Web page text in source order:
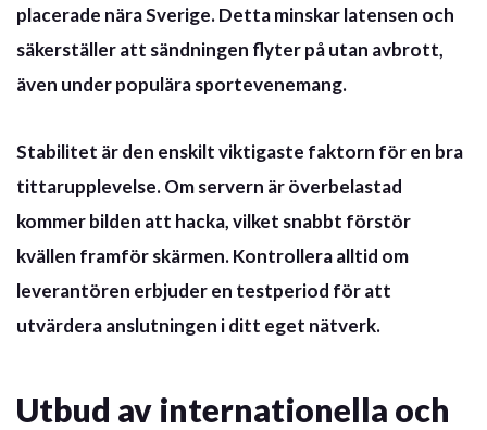
placerade nära Sverige. Detta minskar latensen och
säkerställer att sändningen flyter på utan avbrott,
även under populära sportevenemang.
Stabilitet är den enskilt viktigaste faktorn för en bra
tittarupplevelse. Om servern är överbelastad
kommer bilden att hacka, vilket snabbt förstör
kvällen framför skärmen. Kontrollera alltid om
leverantören erbjuder en testperiod för att
utvärdera anslutningen i ditt eget nätverk.
Utbud av internationella och